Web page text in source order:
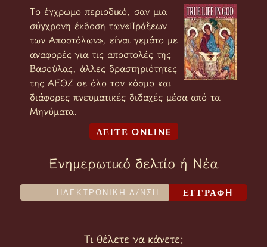
Tο έγχρωμο περιοδικό, σαν μια
σύγχρονη έκδοση των«Πράξεων
των Αποστόλων», είναι γεμάτο με
αναφορές για τις αποστολές της
Βασούλας, άλλες δραστηριότητες
της ΑΕΘΖ σε όλο τον κόσμο και
διάφορες πνευματικές διδαχές μέσα από τα
Μηνύματα.
ΔΕIΤΕ ONLINE
Ενημερωτικό δελτίο ή Νέα
ΕΓΓΡΑΦH
Τι θέλετε να κάνετε;